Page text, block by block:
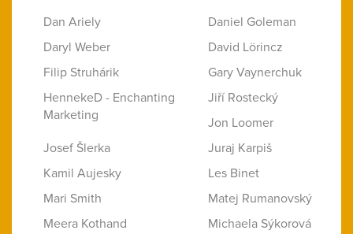
Dan Ariely
Daniel Goleman
Daryl Weber
David Lörincz
Filip Struhárik
Gary Vaynerchuk
HennekeD - Enchanting
Marketing
Jiří Rostecký
Jon Loomer
Josef Šlerka
Juraj Karpiš
Kamil Aujesky
Les Binet
Mari Smith
Matej Rumanovský
Meera Kothand
Michaela Sýkorová